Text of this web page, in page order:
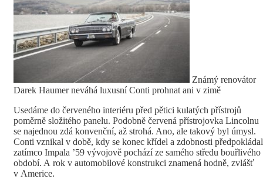
Známý renovátor
Darek Haumer neváhá luxusní Conti prohnat ani v zimě
Usedáme do červeného interiéru před pětici kulatých přístrojů
poměrně složitého panelu. Podobně červená přístrojovka Lincolnu
se najednou zdá konvenční, až strohá. Ano, ale takový byl úmysl.
Conti vznikal v době, kdy se konec křídel a zdobnosti
zatímco Impala ’59 vývojově pochází ze samého středu bouřlivého
období. A rok v automobilové konstrukci znamená hodně, zvlášť
v Americe.